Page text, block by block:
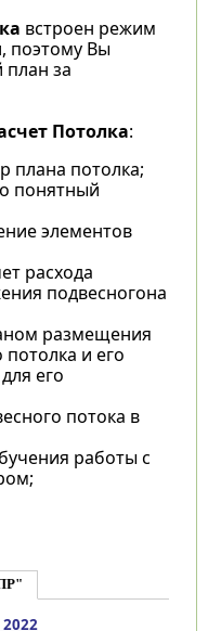
встроен режим
поэтому Вы
план за
Потолка:
плана потолка;
понятный
элементов
расхода
подвесногона
размещения
и его
его
потока в
работы с
2022